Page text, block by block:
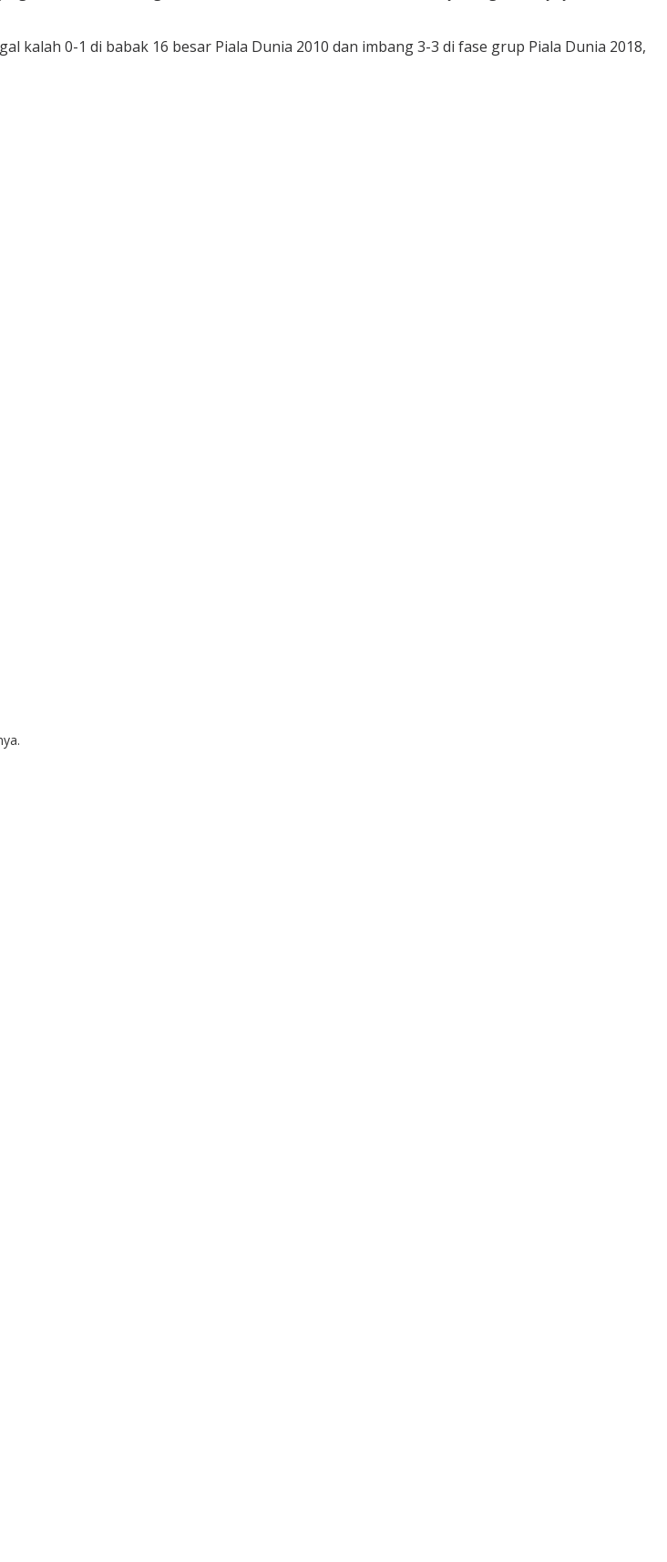
kalah 0-1 di babak 16 besar Piala Dunia 2010 dan imbang 3-3 di fase grup Piala Dunia 2018,